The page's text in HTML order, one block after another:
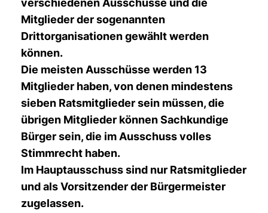
verschiedenen Ausschüsse und die
Mitglieder der sogenannten
Drittorganisationen gewählt werden
können.
Die meisten Ausschüsse werden 13
Mitglieder haben, von denen mindestens
sieben Ratsmitglieder sein müssen, die
übrigen Mitglieder können Sachkundige
Bürger sein, die im Ausschuss volles
Stimmrecht haben.
Im Hauptausschuss sind nur Ratsmitglieder
und als Vorsitzender der Bürgermeister
zugelassen.